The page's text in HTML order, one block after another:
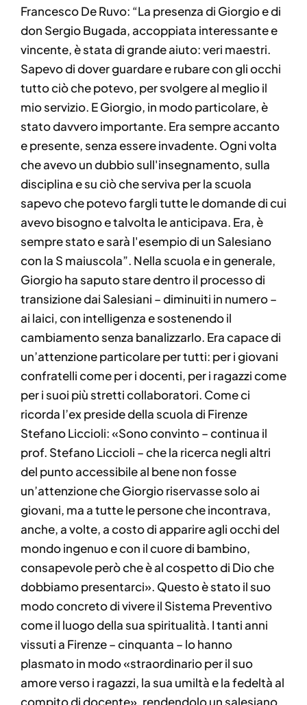
Francesco De Ruvo: “La presenza di Giorgio e di
don Sergio Bugada, accoppiata interessante e
vincente, è stata di grande aiuto: veri maestri.
Sapevo di dover guardare e rubare con gli occhi
tutto ciò che potevo, per svolgere al meglio il
mio servizio. E Giorgio, in modo particolare, è
stato davvero importante. Era sempre accanto
e presente, senza essere invadente. Ogni volta
che avevo un dubbio sull'insegnamento, sulla
disciplina e su ciò che serviva per la scuola
sapevo che potevo fargli tutte le domande di cui
avevo bisogno e talvolta le anticipava. Era, è
sempre stato e sarà l'esempio di un Salesiano
con la S maiuscola”. Nella scuola e in generale,
Giorgio ha saputo stare dentro il processo di
transizione dai Salesiani – diminuiti in numero –
ai laici, con intelligenza e sostenendo il
cambiamento senza banalizzarlo. Era capace di
un’attenzione particolare per tutti: per i giovani
confratelli come per i docenti, per i ragazzi come
per i suoi più stretti collaboratori. Come ci
ricorda l’ex preside della scuola di Firenze
Stefano Liccioli: «Sono convinto – continua il
prof. Stefano Liccioli – che la ricerca negli altri
del punto accessibile al bene non fosse
un’attenzione che Giorgio riservasse solo ai
giovani, ma a tutte le persone che incontrava,
anche, a volte, a costo di apparire agli occhi del
mondo ingenuo e con il cuore di bambino,
consapevole però che è al cospetto di Dio che
dobbiamo presentarci». Questo è stato il suo
modo concreto di vivere il Sistema Preventivo
come il luogo della sua spiritualità. I tanti anni
vissuti a Firenze – cinquanta – lo hanno
plasmato in modo «straordinario per il suo
amore verso i ragazzi, la sua umiltà e la fedeltà al
compito di docente», rendendolo un salesiano